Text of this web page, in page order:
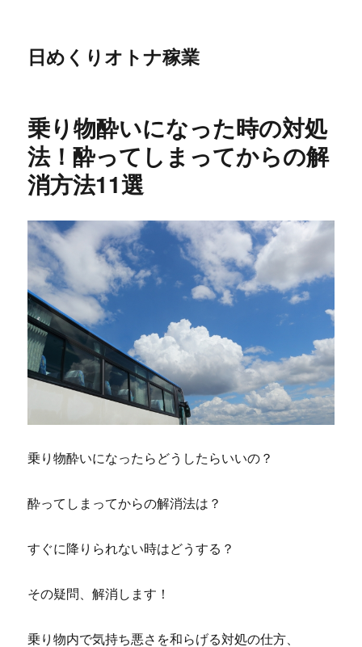
日めくりオトナ稼業
乗り物酔いになった時の対処
法！酔ってしまってからの解
消方法11選
乗り物酔いになったらどうしたらいいの？
酔ってしまってからの解消法は？
すぐに降りられない時はどうする？
その疑問、解消します！
乗り物内で気持ち悪さを和らげる対処の仕方、